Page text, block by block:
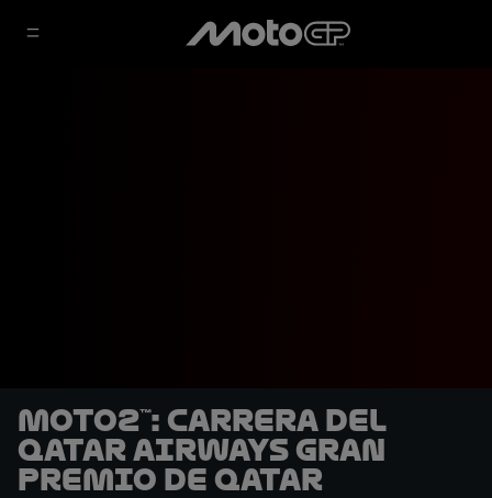
Moto2™: Carrera del
Qatar Airways Gran
Premio de Qatar